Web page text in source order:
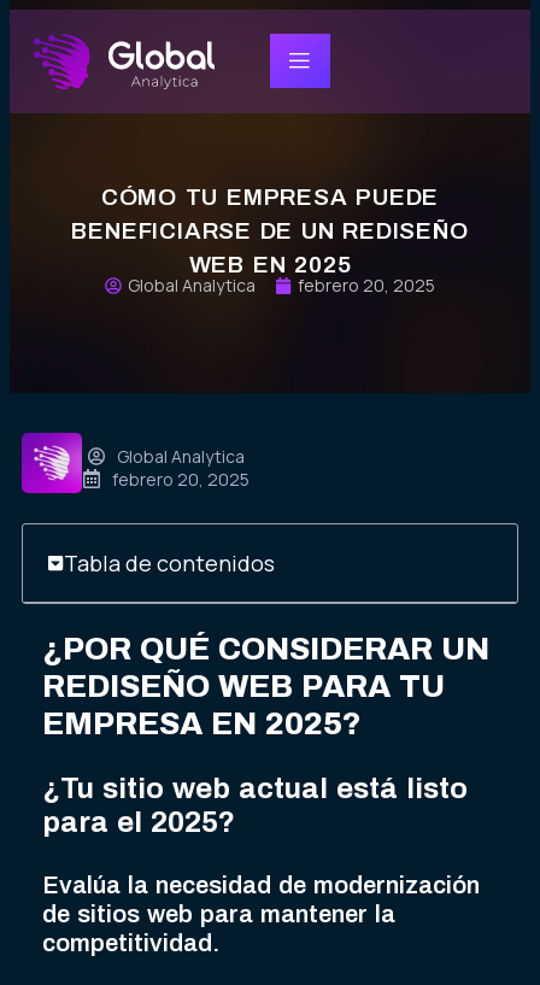
CÓMO TU EMPRESA PUEDE
BENEFICIARSE DE UN REDISEÑO
WEB EN 2025
Global Analytica febrero 20, 2025
Global Analytica
febrero 20, 2025
Tabla de contenidos
¿POR QUÉ CONSIDERAR UN
REDISEÑO WEB PARA TU
EMPRESA EN 2025?
¿Tu sitio web actual está listo
para el 2025?
Evalúa la necesidad de modernización
de sitios web para mantener la
competitividad.